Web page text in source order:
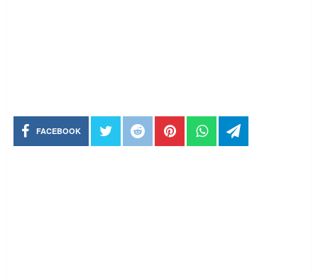
FACEBOOK